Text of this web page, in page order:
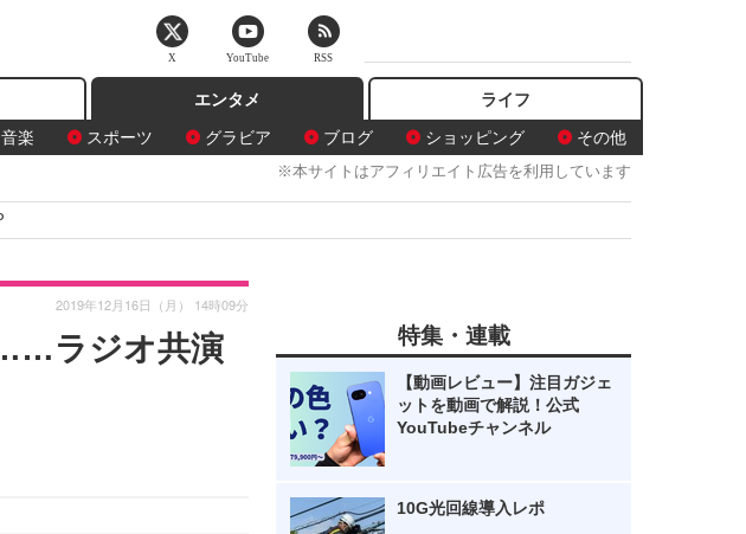
エンタメ
音楽 スポーツ グラビア ブログ ショッピング その他
ライフ
※本サイトはアフィリエイト広告を利用しています
ラジオ共演
2019年12月16日（月） 14時09分
特集・連載
【動画レビュー】注目ガジェ
ットを動画で解説！公式
YouTubeチャンネル
10G光回線導入レポ
X YouTube RSS